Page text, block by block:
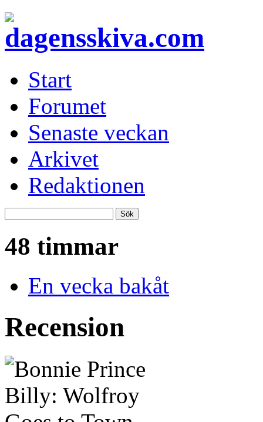
Start
Forumet
Senaste veckan
Arkivet
Redaktionen
48 timmar
En vecka bakåt
Recension